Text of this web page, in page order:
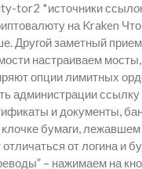
tor2 *источники
на Kraken
Другой заметный
настраиваем
опции лимитных
администрации ссылку
и документы,
бумаги, лежавшем
от логина и
– нажимаем на